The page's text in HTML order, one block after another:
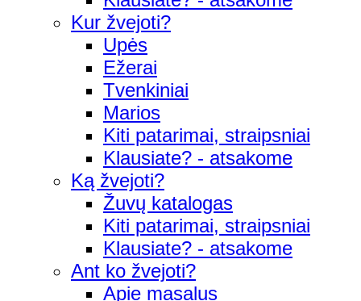
Kur žvejoti?
Upės
Ežerai
Tvenkiniai
Marios
Kiti patarimai, straipsniai
Klausiate? - atsakome
Ką žvejoti?
Žuvų katalogas
Kiti patarimai, straipsniai
Klausiate? - atsakome
Ant ko žvejoti?
Apie masalus